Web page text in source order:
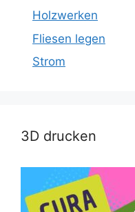
Holzwerken
Fliesen legen
Strom
3D drucken